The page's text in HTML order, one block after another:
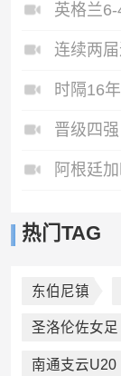
热门TAG
东伯尼镇
圣洛伦佐女足
南通支云U20